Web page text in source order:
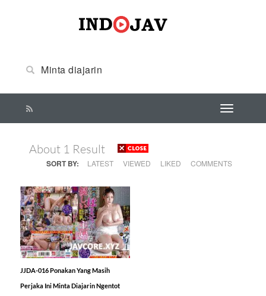
About 1 Result
SORT BY: LATEST VIEWED LIKED COMMENTS
JJDA-016 Ponakan Yang Masih
Perjaka Ini Minta Diajarin Ngentot